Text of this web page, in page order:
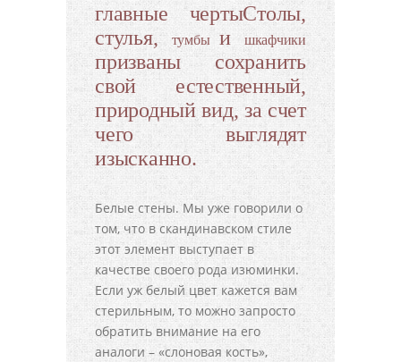
главные чертыСтолы,
стулья, тумбыи шкафчики
призваны сохранить
свой естественный,
природный вид, за счет
чего выглядят
изысканно.
Белые стены. Мы уже говорили о
том, что в скандинавском стиле
этот элемент выступает в
качестве своего рода изюминки.
Если уж белый цвет кажется вам
стерильным, то можно запросто
обратить внимание на его
аналоги – «слоновая кость»,